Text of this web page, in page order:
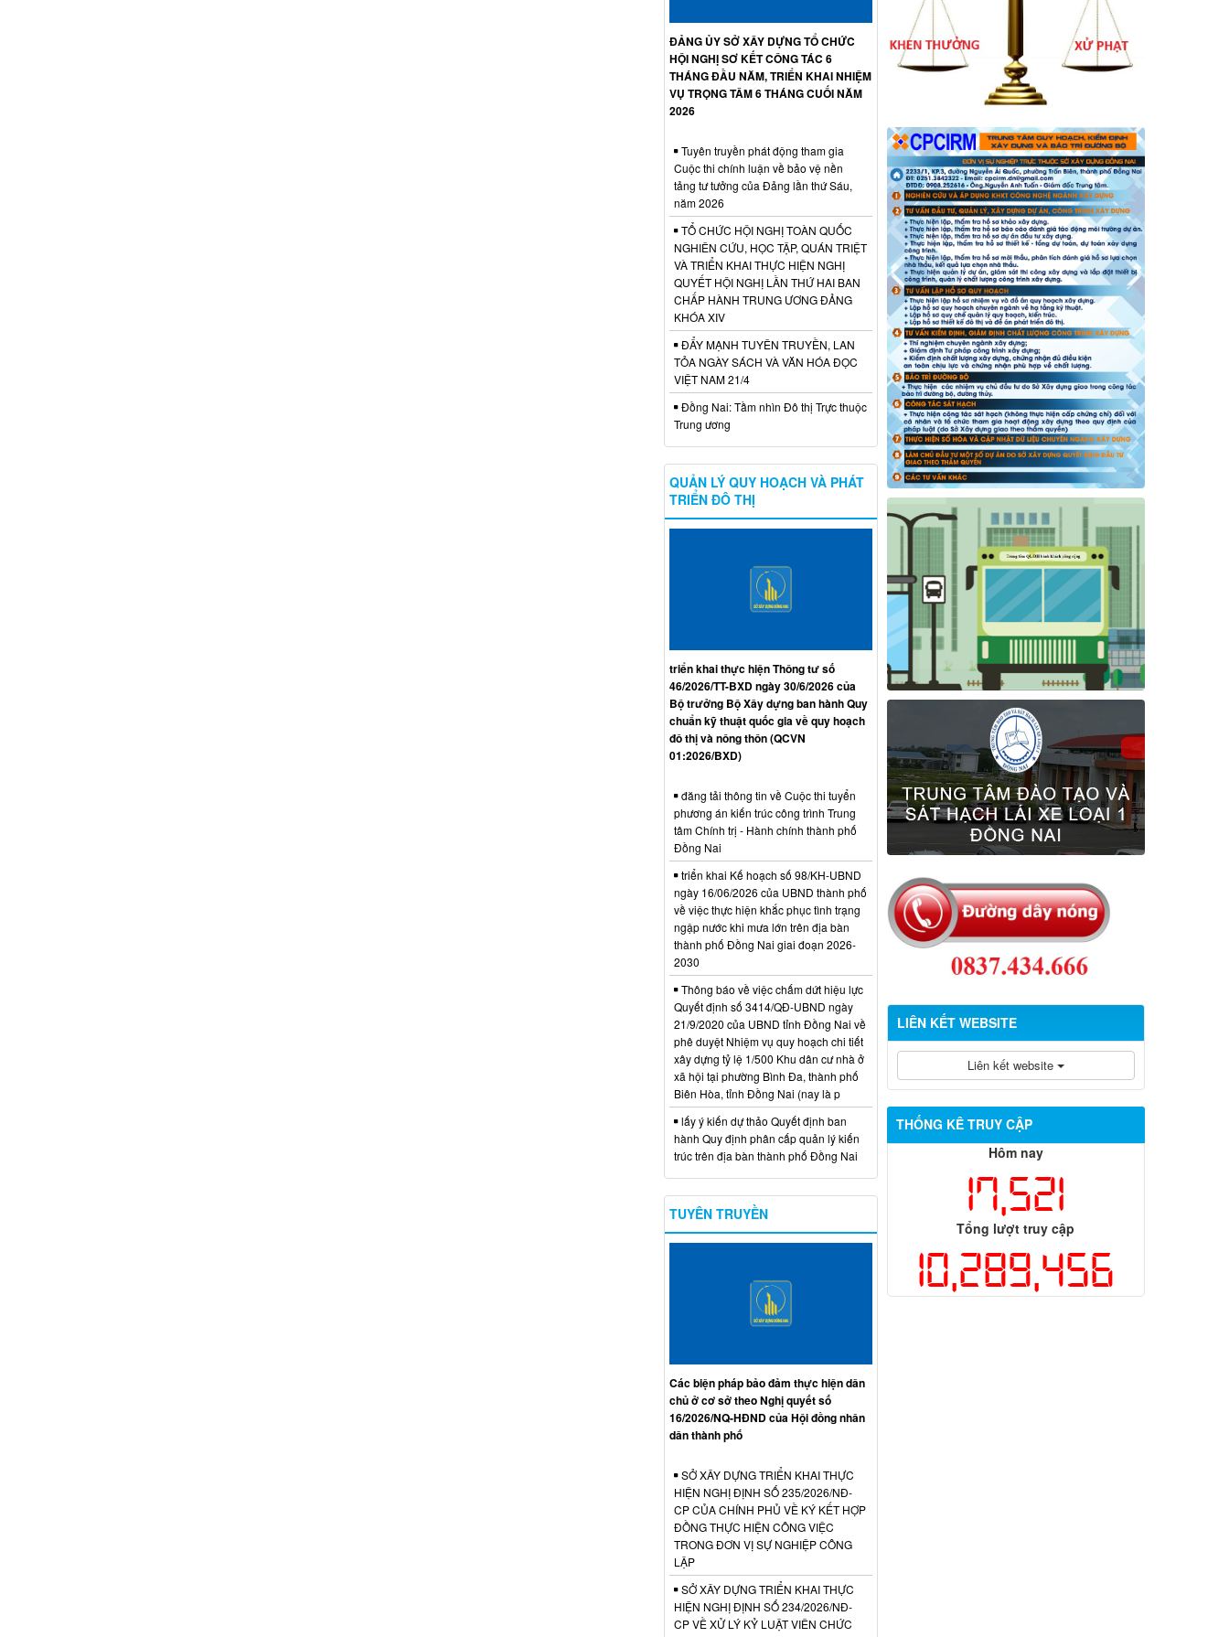
LIÊN KẾT WEBSITE
Liên kết website
THỐNG KÊ TRUY CẬP
Hôm nay
17,521
Tổng lượt truy cập
10,289,456
ĐẢNG ỦY SỞ XÂY DỰNG TỔ CHỨC
HỘI NGHỊ SƠ KẾT CÔNG TÁC 6
THÁNG ĐẦU NĂM, TRIỂN KHAI NHIỆM
VỤ TRỌNG TÂM 6 THÁNG CUỐI NĂM
2026
Tuyên truyền phát động tham gia
Cuộc thi chính luận về bảo vệ nền
tảng tư tưởng của Đảng lần thứ Sáu,
năm 2026
TỔ CHỨC HỘI NGHỊ TOÀN QUỐC
NGHIÊN CỨU, HỌC TẬP, QUÁN TRIỆT
VÀ TRIỂN KHAI THỰC HIỆN NGHỊ
QUYẾT HỘI NGHỊ LẦN THỨ HAI BAN
CHẤP HÀNH TRUNG ƯƠNG ĐẢNG
KHÓA XIV
ĐẨY MẠNH TUYÊN TRUYỀN, LAN
TỎA NGÀY SÁCH VÀ VĂN HÓA ĐỌC
VIỆT NAM 21/4
Đồng Nai: Tầm nhìn Đô thị Trực thuộc
Trung ương
QUẢN LÝ QUY HOẠCH VÀ PHÁT
TRIỂN ĐÔ THỊ
triển khai thực hiện Thông tư số
46/2026/TT-BXD ngày 30/6/2026 của
Bộ trưởng Bộ Xây dựng ban hành Quy
chuẩn kỹ thuật quốc gia về quy hoạch
đô thị và nông thôn (QCVN
01:2026/BXD)
đăng tải thông tin về Cuộc thi tuyển
phương án kiến trúc công trình Trung
tâm Chính trị - Hành chính thành phố
Đồng Nai
triển khai Kế hoạch số 98/KH-UBND
ngày 16/06/2026 của UBND thành phố
về việc thực hiện khắc phục tình trạng
ngập nước khi mưa lớn trên địa bàn
thành phố Đồng Nai giai đoạn 2026-
2030
Thông báo về việc chấm dứt hiệu lực
Quyết định số 3414/QĐ-UBND ngày
21/9/2020 của UBND tỉnh Đồng Nai về
phê duyệt Nhiệm vụ quy hoạch chi tiết
xây dựng tỷ lệ 1/500 Khu dân cư nhà ở
xã hội tại phường Bình Đa, thành phố
Biên Hòa, tỉnh Đồng Nai (nay là p
lấy ý kiến dự thảo Quyết định ban
hành Quy định phân cấp quản lý kiến
trúc trên địa bàn thành phố Đồng Nai
TUYÊN TRUYỀN
Các biện pháp bảo đảm thực hiện dân
chủ ở cơ sở theo Nghị quyết số
16/2026/NQ-HĐND của Hội đồng nhân
dân thành phố
SỞ XÂY DỰNG TRIỂN KHAI THỰC
HIỆN NGHỊ ĐỊNH SỐ 235/2026/NĐ-
CP CỦA CHÍNH PHỦ VỀ KÝ KẾT HỢP
ĐỒNG THỰC HIỆN CÔNG VIỆC
TRONG ĐƠN VỊ SỰ NGHIỆP CÔNG
LẬP
SỞ XÂY DỰNG TRIỂN KHAI THỰC
HIỆN NGHỊ ĐỊNH SỐ 234/2026/NĐ-
CP VỀ XỬ LÝ KỶ LUẬT VIÊN CHỨC